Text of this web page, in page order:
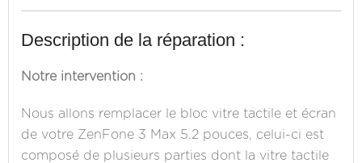
Description de la réparation :
Notre intervention :
Nous allons remplacer le bloc vitre tactile et écran
de votre ZenFone 3 Max 5.2 pouces, celui-ci est
composé de plusieurs parties dont la vitre tactile